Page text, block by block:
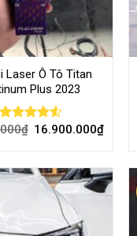
Laser Ô Tô Titan
Plus 2023
Rated
₫ 16.900.000₫